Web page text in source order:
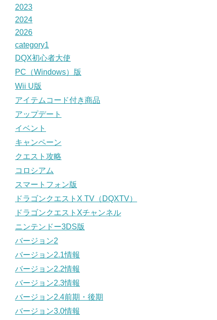
2023
2024
2026
category1
DQX初心者大使
PC（Windows）版
Wii U版
アイテムコード付き商品
アップデート
イベント
キャンペーン
クエスト攻略
コロシアム
スマートフォン版
ドラゴンクエストX TV（DQXTV）
ドラゴンクエストXチャンネル
ニンテンドー3DS版
バージョン2
バージョン2.1情報
バージョン2.2情報
バージョン2.3情報
バージョン2.4前期・後期
バージョン3.0情報